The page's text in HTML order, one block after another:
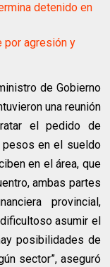
detenido en
por agresión y
de Gobierno
una reunión
el pedido de
pesos en el sueldo
en el área, que
ambas partes
provincial,
asumir el
posibilidades de
sector”, aseguró